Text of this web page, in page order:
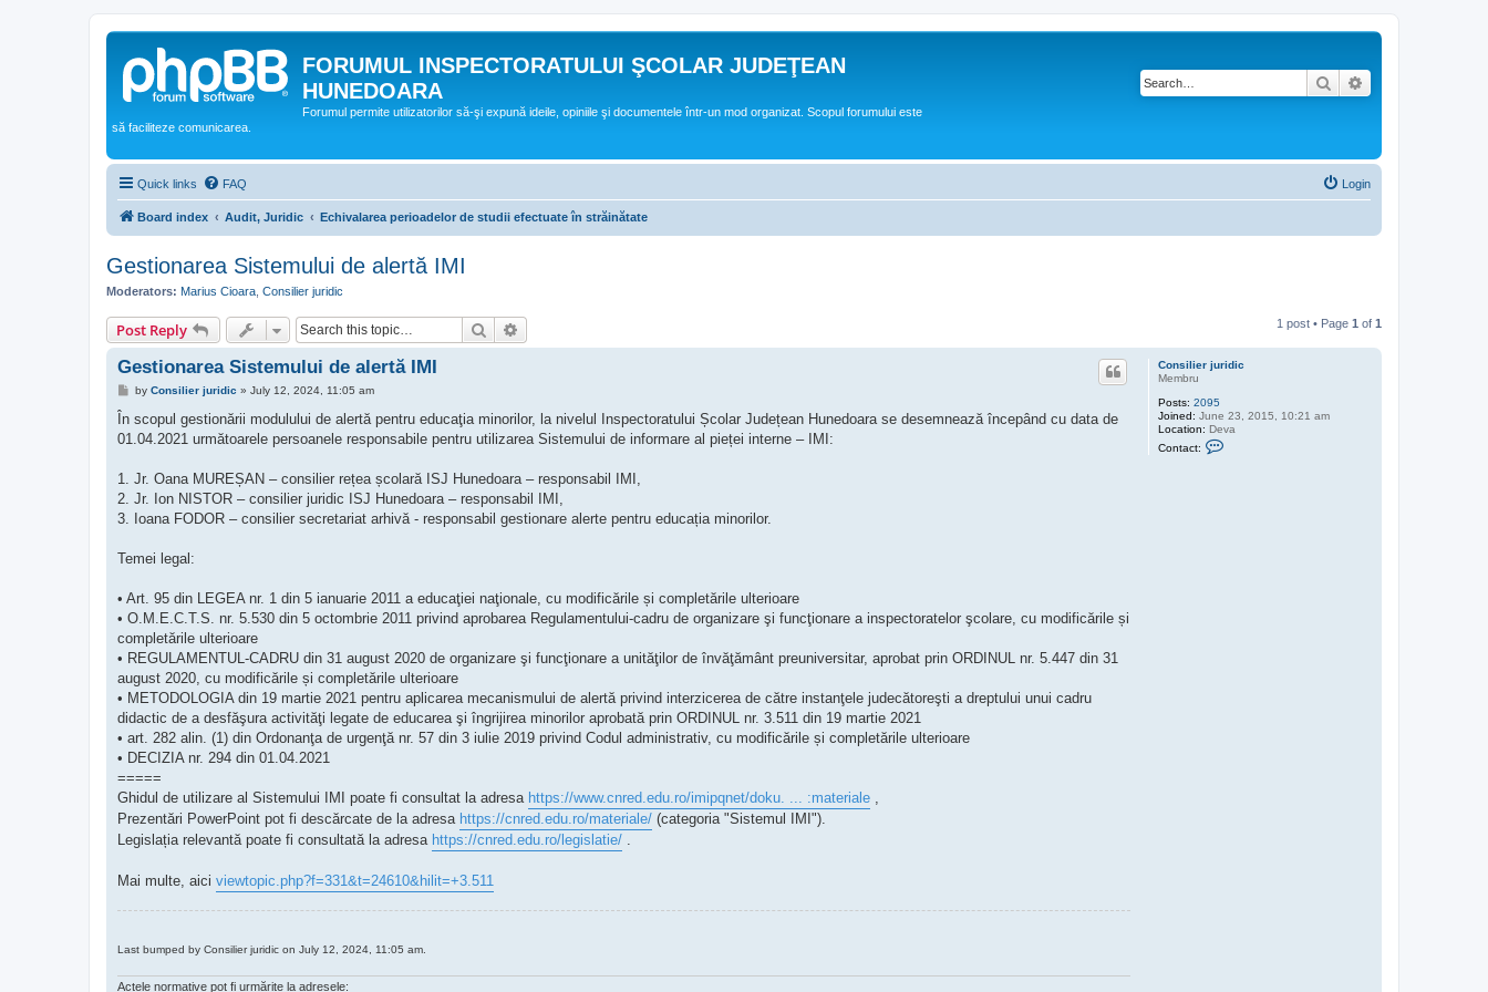
FORUMUL INSPECTORATULUI ŞCOLAR JUDEŢEAN
HUNEDOARA
Forumul permite utilizatorilor să-şi expună ideile, opiniile şi documentele într-un mod organizat. Scopul forumului este
să faciliteze comunicarea.
Search
Quick links FAQ Login
Board index Audit, Juridic Echivalarea perioadelor de studii efectuate în străinătate
Gestionarea Sistemului de alertă IMI
Moderators: Marius Cioara Consilier juridic
Post Reply Search 1 post • Page 1 of 1
Consilier juridic
Membru
Posts: 2095
Joined: June 23, 2015, 10:21 am
Location: Deva
Contact:
Gestionarea Sistemului de alertă IMI
P
s
by Consilier juridic » July 12, 2024, 11:05 am
În scopul gestionării modulului de alertă pentru educaţia minorilor, la nivelul Inspectoratului Școlar Județean Hunedoara se desemnează începând cu data de
01.04.2021 următoarele persoanele responsabile pentru utilizarea Sistemului de informare al pieței interne – IMI:
1. Jr. Oana MUREȘAN – consilier rețea școlară ISJ Hunedoara – responsabil IMI,
2. Jr. Ion NISTOR – consilier juridic ISJ Hunedoara – responsabil IMI,
3. Ioana FODOR – consilier secretariat arhivă - responsabil gestionare alerte pentru educația minorilor.
Temei legal:
• Art. 95 din LEGEA nr. 1 din 5 ianuarie 2011 a educaţiei naţionale, cu modificările și completările ulterioare
• O.M.E.C.T.S. nr. 5.530 din 5 octombrie 2011 privind aprobarea Regulamentului-cadru de organizare şi funcţionare a inspectoratelor şcolare, cu modificările și
completările ulterioare
• REGULAMENTUL-CADRU din 31 august 2020 de organizare şi funcţionare a unităţilor de învăţământ preuniversitar, aprobat prin ORDINUL nr. 5.447 din 31
august 2020, cu modificările și completările ulterioare
• METODOLOGIA din 19 martie 2021 pentru aplicarea mecanismului de alertă privind interzicerea de către instanţele judecătoreşti a dreptului unui cadru
didactic de a desfăşura activităţi legate de educarea şi îngrijirea minorilor aprobată prin ORDINUL nr. 3.511 din 19 martie 2021
• art. 282 alin. (1) din Ordonanţa de urgenţă nr. 57 din 3 iulie 2019 privind Codul administrativ, cu modificările și completările ulterioare
• DECIZIA nr. 294 din 01.04.2021
=====
Ghidul de utilizare al Sistemului IMI
poate fi consultat la adresa https://www.cnred.edu.ro/imipqnet/doku. ... :materiale ,
Prezentări PowerPoint pot fi descărcate de la adresa https://cnred.edu.ro/materiale/ (categoria "Sistemul IMI").
Legislația relevantăpoate fi consultată la adresa https://cnred.edu.ro/legislatie/ .
Mai multe, aici viewtopic.php?f=331&t=24610&hilit=+3.511
Last bumped by Consilier juridic on July 12, 2024, 11:05 am.
Actele normative pot fi urmărite la adresele: